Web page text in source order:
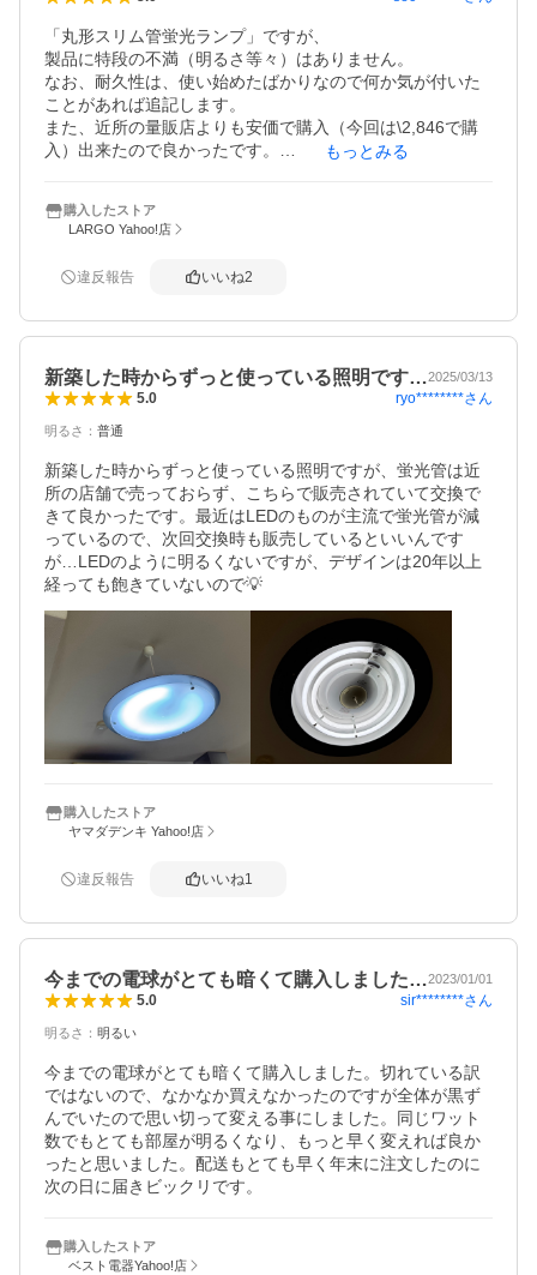
「丸形スリム管蛍光ランプ」ですが、
製品に特段の不満（明るさ等々）はありません。
なお、耐久性は、使い始めたばかりなので何か気が付いた
ことがあれば追記します。
また、近所の量販店よりも安価で購入（今回は\2,846で購
入）出来たので良かったです。
んでした。
もっとみる
購入したストア
LARGO Yahoo!店
違反報告 いいね2
新築した時からずっと使っている照明です…2025/03/13
5.0 ryo********さん
明るさ ： 普通
新築した時からずっと使っている照明ですが、蛍光管は近
所の店舗で売っておらず、こちらで販売されていて交換で
きて良かったです。最近はLEDのものが主流で蛍光管が減
っているので、次回交換時も販売しているといいんです
が…LEDのように明るくないですが、デザインは20年以上
経っても飽きていないので💡
購入したストア
ヤマダデンキ Yahoo!店
違反報告 いいね1
今までの電球がとても暗くて購入しました…2023/01/01
5.0 sir********さん
明るさ ： 明るい
今までの電球がとても暗くて購入しました。切れている訳
ではないので、なかなか買えなかったのですが全体が黒ず
んでいたので思い切って変える事にしました。同じワット
数でもとても部屋が明るくなり、もっと早く変えれば良か
ったと思いました。配送もとても早く年末に注文したのに
次の日に届きビックリです。
購入したストア
ベスト電器Yahoo!店